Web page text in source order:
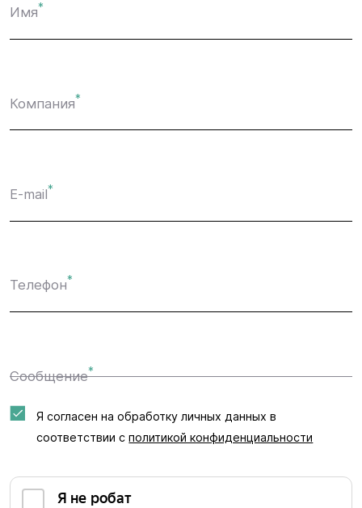
Имя*
Компания*
E-mail*
Телефон*
Сообщение*
Я согласен на обработку личных данных в
соответствии сполитикой конфиденциальности